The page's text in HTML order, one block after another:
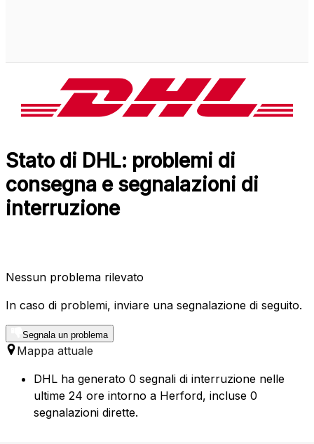
Stato di DHL: problemi di
consegna e segnalazioni di
interruzione
Nessun problema rilevato
In caso di problemi, inviare una segnalazione di seguito.
Segnala un problema
Mappa attuale
DHL ha generato 0 segnali di interruzione nelle
ultime 24 ore intorno a Herford, incluse 0
segnalazioni dirette.